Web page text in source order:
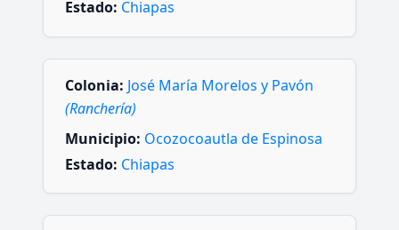
Estado: Chiapas
Colonia: José María Morelos y Pavón
(Ranchería)
Municipio: Ocozocoautla de Espinosa
Estado: Chiapas